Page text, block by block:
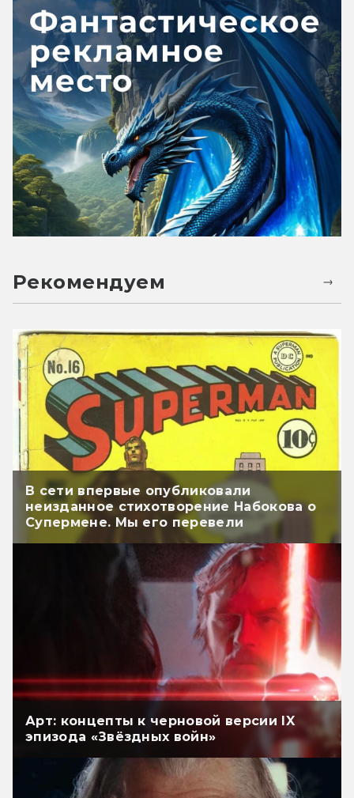
Рекомендуем
В сети впервые опубликовали
неизданное стихотворение Набокова о
Супермене. Мы его перевели
Арт: концепты к черновой версии IX
эпизода «Звёздных войн»